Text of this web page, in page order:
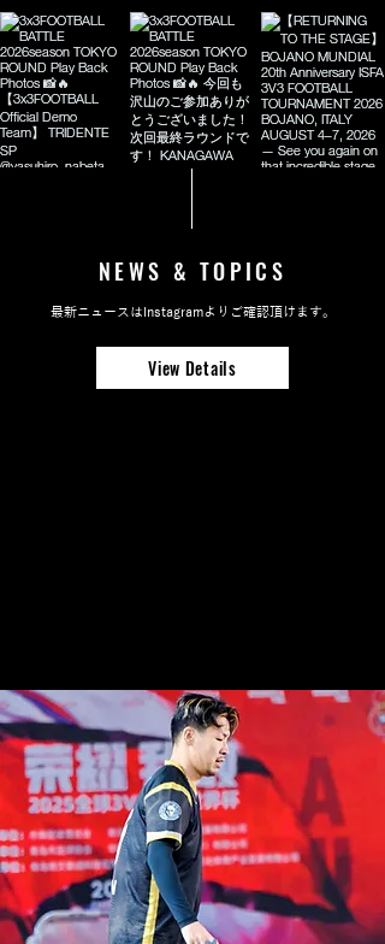
NEWS & TOPICS
最新ニュースはInstagramよりご確認頂けます。
View Details